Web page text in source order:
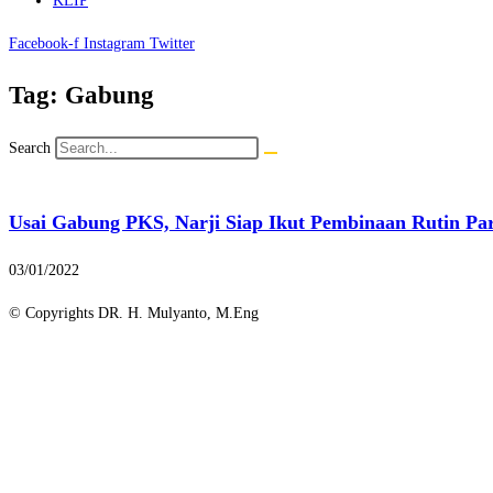
Facebook-f Instagram Twitter
Tag: Gabung
Search
Usai Gabung PKS, Narji Siap Ikut Pembinaan Rutin
03/01/2022
© Copyrights DR. H. Mulyanto, M.Eng